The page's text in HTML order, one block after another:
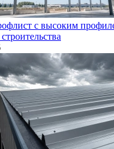
с высоким